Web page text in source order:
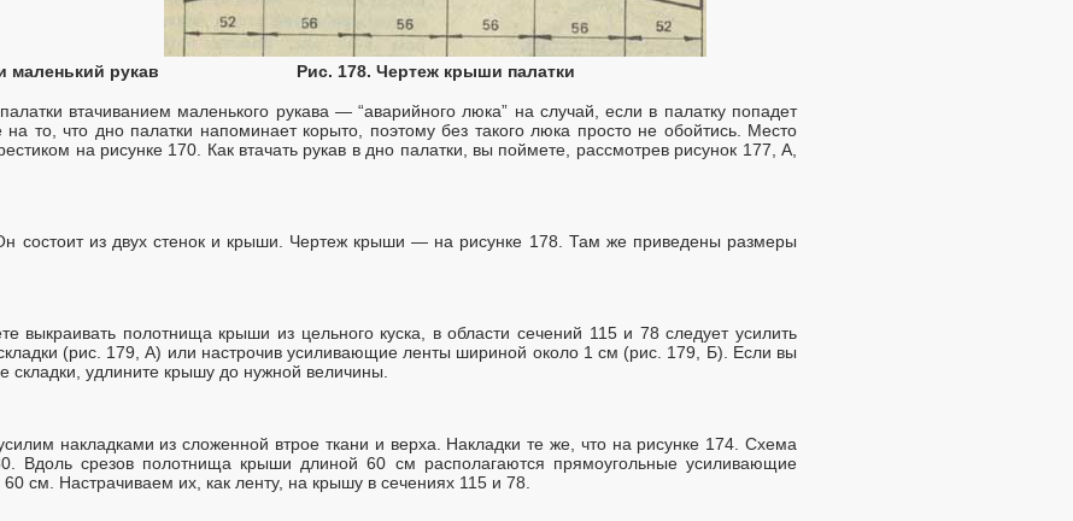
маленький рукав Рис. 178. Чертеж крыши палатки
втачиванием маленького рукава — “аварийного люка” на случай, если в палатку попадет
то, что дно палатки напоминает корыто, поэтому без такого люка просто не обойтись. Место
на рисунке 170. Как втачать рукав в дно палатки, вы поймете, рассмотрев рисунок 177, А,
состоит из двух стенок и крыши. Чертеж крыши — на рисунке 178. Там же приведены размеры
выкраивать полотнища крыши из цельного куска, в области сечений 115 и 78 следует усилить
(рис. 179, А) или настрочив усиливающие ленты шириной около 1 см (рис. 179, Б). Если вы
удлините крышу до нужной величины.
накладками из сложенной втрое ткани и верха. Накладки те же, что на рисунке 174. Схема
Вдоль срезов полотнища крыши длиной 60 см располагаются прямоугольные усиливающие
см. Настрачиваем их, как ленту, на крышу в сечениях 115 и 78.